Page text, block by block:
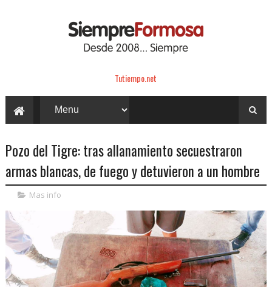
Tutiempo.net
Pozo del Tigre: tras allanamiento secuestraron
armas blancas, de fuego y detuvieron a un hombre
Mas info